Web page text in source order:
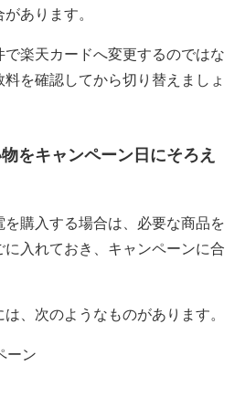
あります。
楽天カードへ変更するのではな
を確認してから切り替えましょ
をキャンペーン日にそろえ
購入する場合は、必要な商品を
入れておき、キャンペーンに合
、次のようなものがあります。
ーン